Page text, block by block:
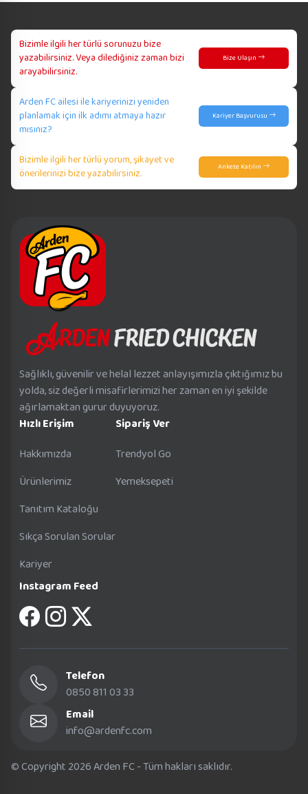
Bizimle ilgili her türlü sorunuzu bize
yazabilirsiniz. Veya dilediğiniz zaman bizi
arayabilirsiniz.
Bize Ulaşın
Arden FC ailesi ile kariyerinizi yeniden
planlamak için ilk adımı atmaya hazır
mısınız?
Kariyer Başvurusu
Bizimle ilgili her türlü yorum, şikayet ve
önerilerinizi bize yazabilirsiniz.
Ankete Katılın
Sağlıklı, güvenilir ve helal lezzet anlayışımızla çıktığımız bu
yolda, siz değerli misafirlerimizi her zaman en iyi şekilde
ağırlamaktan gurur duyuyoruz.
Hızlı Erişim
Hakkımızda
Ürünlerimiz
Tanıtım Kataloğu
Sıkça Sorulan Sorular
Kariyer
Sipariş Ver
Trendyol Go
Yemeksepeti
Instagram Feed
Telefon
0850 811 03 33
Email
info@ardenfc.com
© Copyright 2026 Arden FC - Tüm hakları saklıdır.